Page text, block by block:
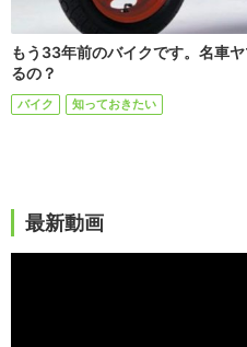
もう33年前のバイクです。名車
るの？
バイク 知っておきたい
最新動画